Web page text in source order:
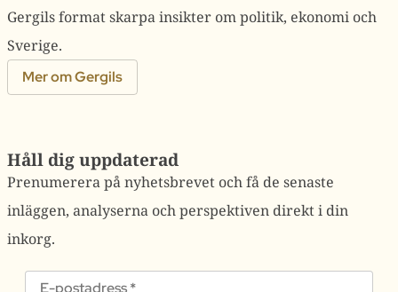
Gergils format skarpa insikter om politik, ekonomi och
Sverige.
Mer om Gergils
Håll dig uppdaterad
Prenumerera på nyhetsbrevet och få de senaste
inläggen, analyserna och perspektiven direkt i din
inkorg.